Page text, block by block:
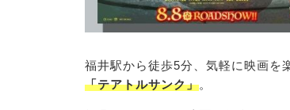
福井駅から徒歩5分、気軽に映画を
「テアトルサンク」。